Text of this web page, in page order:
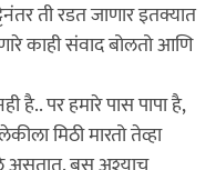
ती रडत जाणार इतक्यात
काही संवाद बोलतो आणि
है.. पर हमारे पास पापा है,
मिठी मारतो तेव्हा